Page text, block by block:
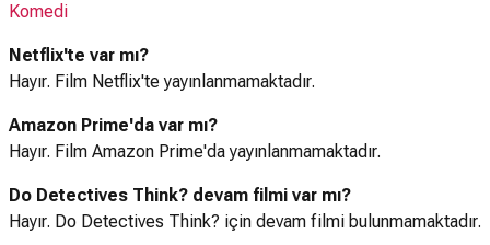
Komedi
Netflix'te var mı?
Hayır. Film Netflix'te yayınlanmamaktadır.
Amazon Prime'da var mı?
Hayır. Film Amazon Prime'da yayınlanmamaktadır.
Do Detectives Think? devam filmi var mı?
Hayır. Do Detectives Think? için devam filmi bulunmamaktadır.